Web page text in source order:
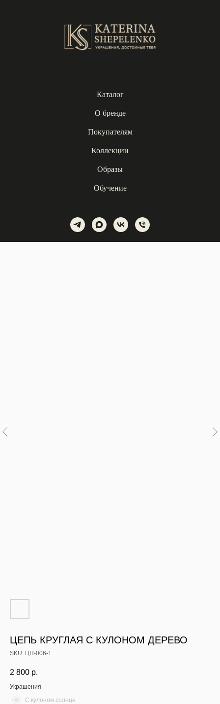
Каталог
О бренде
Покупателям
Коллекции
Образы
Обучение
ЦЕПЬ КРУГЛАЯ С КУЛОНОМ ДЕРЕВО
SKU: ЦП-006-1
2 800 р.
Украшения
С кулоном солнце